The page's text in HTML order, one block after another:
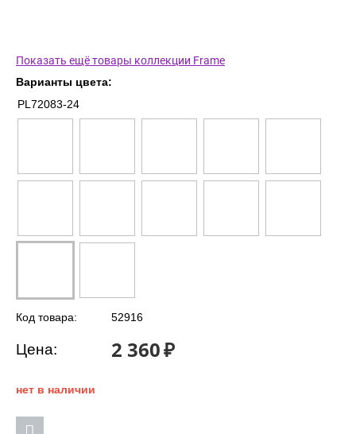
Показать ещё товары коллекции Frame
Варианты цвета:
PL72083-24
Код товара: 52916
Цена: 2 360₽
нет в наличии